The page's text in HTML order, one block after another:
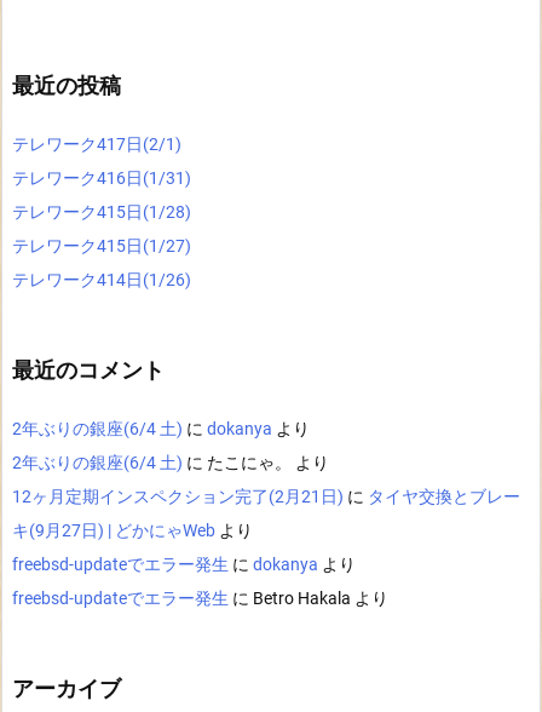
最近の投稿
テレワーク417日(2/1)
テレワーク416日(1/31)
テレワーク415日(1/28)
テレワーク415日(1/27)
テレワーク414日(1/26)
最近のコメント
2年ぶりの銀座(6/4 土) に dokanya より
2年ぶりの銀座(6/4 土) に たこにゃ。
より
12ヶ月定期インスペクション完了(2月21日) に タイヤ交換とブレー
キ(9月27日) | どかにゃWeb より
freebsd-updateでエラー発生 に dokanya より
freebsd-updateでエラー発生 に Betro Hakala より
アーカイブ